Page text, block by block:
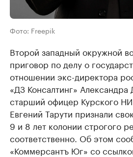
Фото: Freepik
Второй западный окружной
приговор по делу о
отношении экс-директора
«ДЗ Консалтинг»
старший офицер Курского
Евгений Тарути признали
9 и 8 лет колонии строгого
соответственно. Об этом
«Коммерсантъ Юг» со